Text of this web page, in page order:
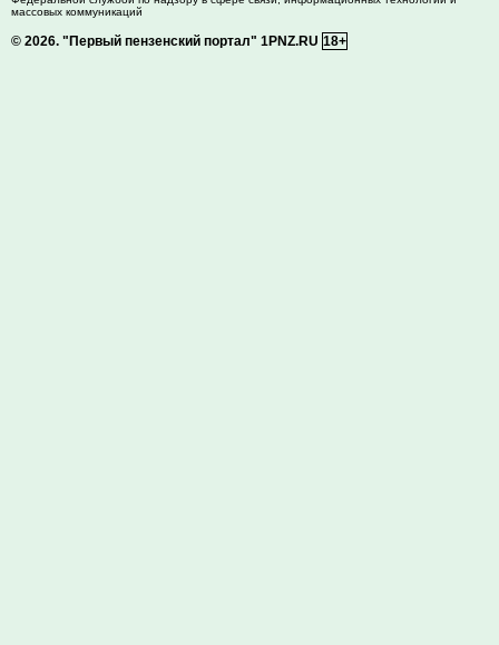
массовых коммуникаций
© 2026. "Первый пензенский портал" 1PNZ.RU 18+